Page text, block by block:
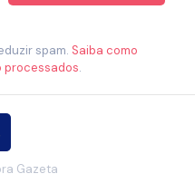
spam. Saiba como
processados.
Gazeta